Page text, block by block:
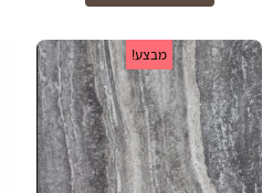
מבצע!המחיר
המקורי
היה:
350.00 ₪.
המחיר
הנוכחי
הוא:
220.00 ₪.